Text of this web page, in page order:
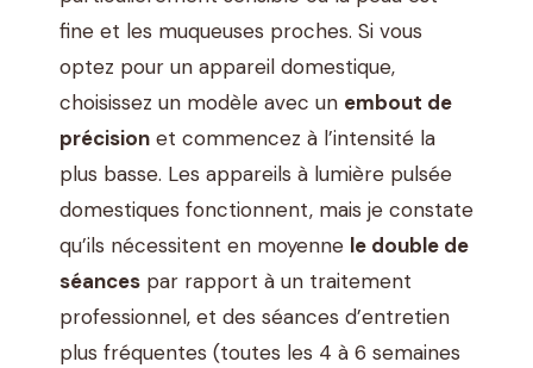
fine et les muqueuses proches. Si vous
optez pour un appareil domestique,
choisissez un modèle avec un embout de
précision et commencez à l’intensité la
plus basse. Les appareils à lumière pulsée
domestiques fonctionnent, mais je constate
qu’ils nécessitent en moyenne le double de
séances par rapport à un traitement
professionnel, et des séances d’entretien
plus fréquentes (toutes les 4 à 6 semaines